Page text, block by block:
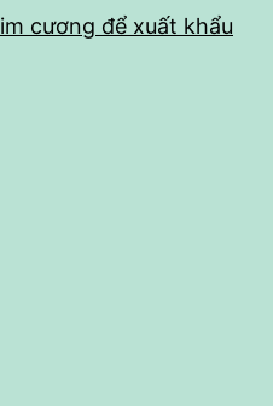
cương để xuất khẩu